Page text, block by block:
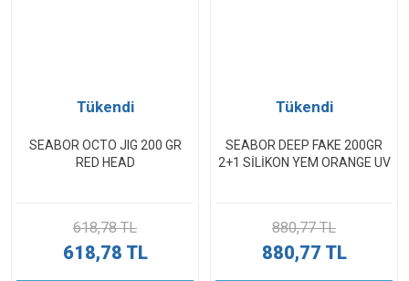
Tükendi
SEABOR OCTO JIG 200 GR
RED HEAD
618,78 TL
618,78 TL
Tükendi
SEABOR DEEP FAKE 200GR
2+1 SİLİKON YEM ORANGE UV
880,77 TL
880,77 TL